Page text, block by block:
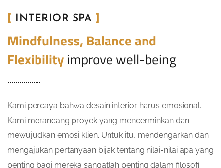
INTERIOR SPA
Mindfulness, Balance and
Flexibility improve well-being
Kami percaya bahwa desain interior harus emosional.
Kami merancang proyek yang mencerminkan dan
mewujudkan emosi klien. Untuk itu, mendengarkan dan
mengajukan pertanyaan bijak tentang nilai-nilai apa yang
penting bagi mereka sangatlah penting dalam filosofi